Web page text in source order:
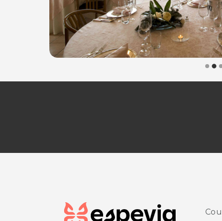
Via Santo Spirito 43
33020 Ravascletto (UD)
Tel. 043366039
P.IVA 02312200302
Per ulteriori informazioni sull'offerta o sulle modalità di